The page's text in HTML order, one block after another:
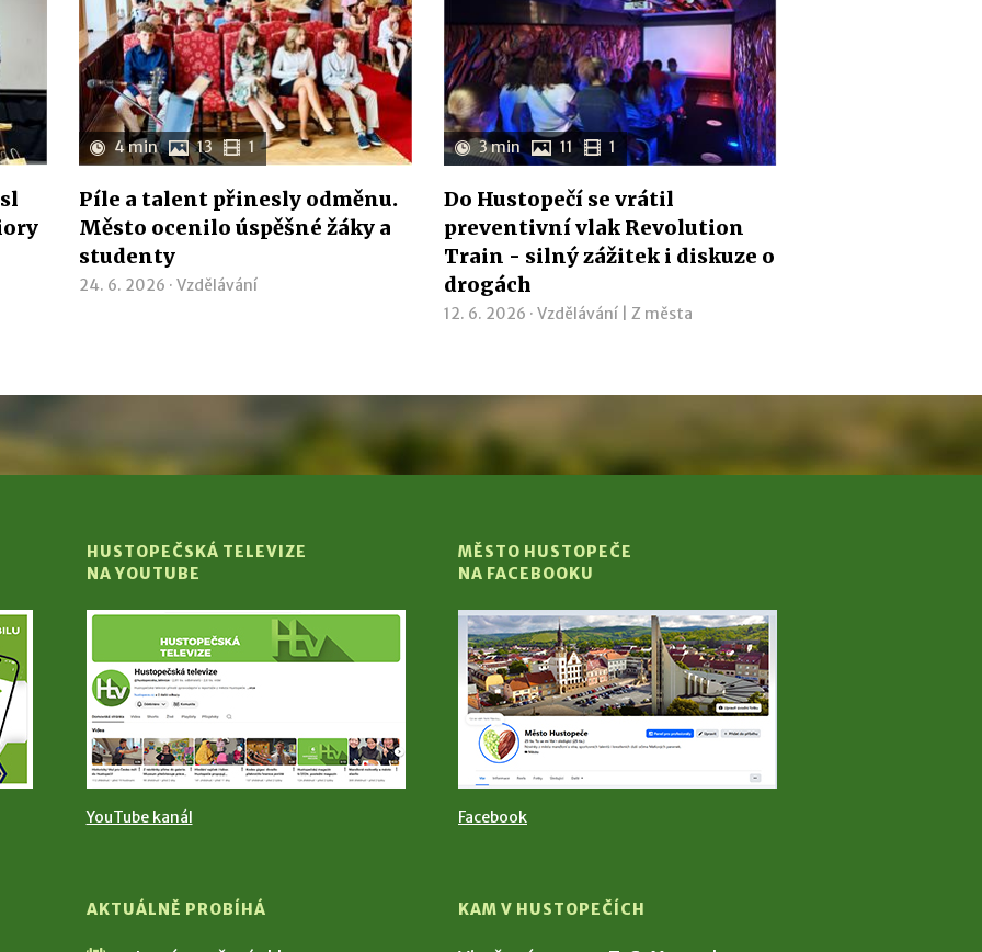
4 min 13 1
Píle a talent přinesly odměnu.
Město ocenilo úspěšné žáky a
studenty
24. 6. 2026 ·Vzdělávání
3 min 11 1
Do Hustopečí se vrátil
preventivní vlak Revolution
Train - silný zážitek i diskuze o
drogách
12. 6. 2026 ·Vzdělávání |Z města
HUSTOPEČSKÁ TELEVIZE
NA YOUTUBE
YouTube kanál
MĚSTO HUSTOPEČE
NA FACEBOOKU
Facebook
AKTUÁLNĚ PROBÍHÁ KAM V HUSTOPEČÍCH